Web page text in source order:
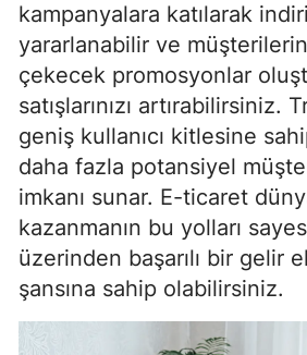
kampanyalara katılarak
yararlanabilir ve
çekecek promosyonlar
satışlarınızı artırabilirsiniz.
geniş kullanıcı kitlesine
daha fazla potansiyel
imkanı sunar. E-ticaret
kazanmanın bu yolları
üzerinden başarılı bir gelir
şansına sahip olabilirsiniz.